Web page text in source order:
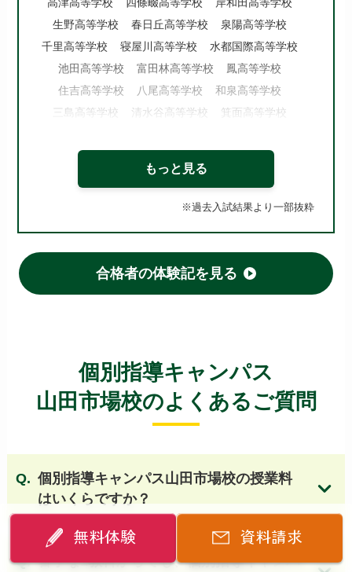
生野高等学校
春日丘高等学校
泉陽高等学校
千里高等学校
寝屋川高等学校
水都国際高等学校
池田高等学校
富田林高等学校
鳳高等学校
住吉高等学校
八尾高等学校
和泉高等学校
三島高等学校
清水谷高等学校
箕面高等学校
牧野高等学校
槻の木高等学校
市岡高等学校
山田高等学校
枚方高等学校
河南高等学校
刀根山高等学校
【大阪 国立・私立高校】
清風南海高等学校
四天王寺高等学校
大阪桐蔭高等学校
桃山学院高等学校
国立大阪教育大学附属天王寺校舎
国立大阪教育大学附属平野校舎
清教学園高等学校
清風高等学校
大阪国際高等学校
大谷高等学校（大阪）
箕面自由学園高等学校
追手門学院高等学校
もっと見る
※過去入試結果より一部抜粋
合格者の体験記を見る
個別指導キャンパス
山田市場校のよくあるご質問
個別指導キャンパス山田市場校の授業料
はいくらですか？
苦手な1教科からでも、個別指導キャンパ
無料体験 資料請求